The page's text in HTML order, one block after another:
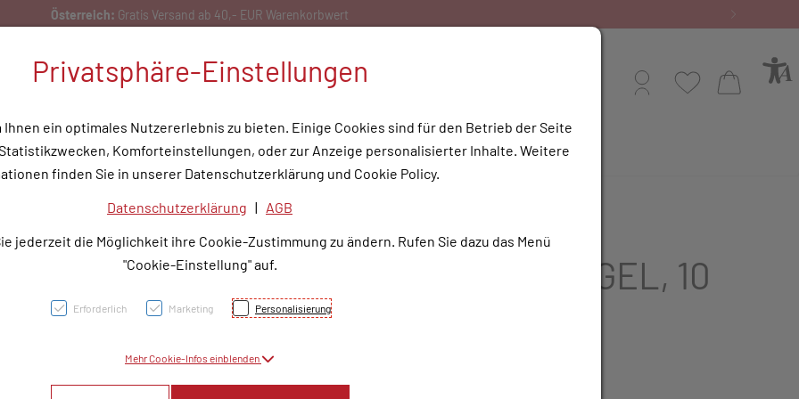
Bestellen Sie gerne per Mail unter service@rotunde.at
Profil WunschlisteWarenkorb
Medizinische Hilfsmittel Tipps & Wissen Service
Unsere Apotheke
DENTINOX
ZAHNUNGSHILFE GEL, 10
Gramm
Privatsphäre-Einstellungen
ein optimales Nutzererlebnis zu bieten. Einige Cookies sind für den Betrieb der Seite
Komforteinstellungen, oder zur Anzeige personalisierter Inhalte. Weitere
finden Sie in unserer Datenschutzerklärung und Cookie Policy.
Datenschutzerklärung | AGB
jederzeit die Möglichkeit ihre Cookie-Zustimmung zu ändern. Rufen Sie dazu das Menü
"Cookie-Einstellung" auf.
Erforderlich Marketing Personalisierung
Mehr Cookie-Infos einblenden